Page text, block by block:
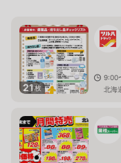
21枚
9:00
北海